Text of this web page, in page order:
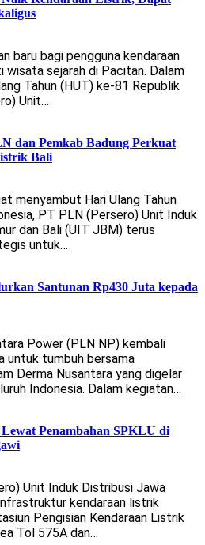
baru bagi pengguna kendaraan
wisata sejarah di Pacitan. Dalam
Tahun (HUT) ke-81 Republik
Unit…
dan Pemkab Badung Perkuat
Bali
menyambut Hari Ulang Tahun
PT PLN (Persero) Unit Induk
dan Bali (UIT JBM) terus
untuk…
Santunan Rp430 Juta kepada
Power (PLN NP) kembali
untuk tumbuh bersama
Derma Nusantara yang digelar
Indonesia. Dalam kegiatan…
Penambahan SPKLU di
Unit Induk Distribusi Jawa
kendaraan listrik
Pengisian Kendaraan Listrik
Tol 575A dan…